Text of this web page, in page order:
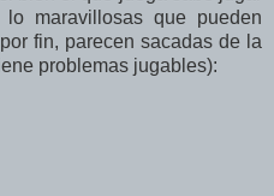
maravillosas que pueden
fin, parecen sacadas de la
problemas jugables):